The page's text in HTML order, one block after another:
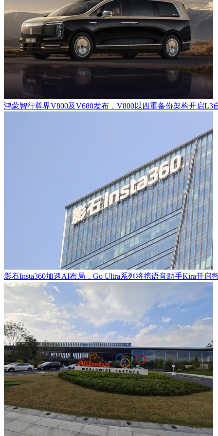
鸿蒙智行尊界V800及V680发布，V800以四重备份架构开启L3
影石Insta360加速AI布局，Go Ultra系列将携语音助手Kira开启